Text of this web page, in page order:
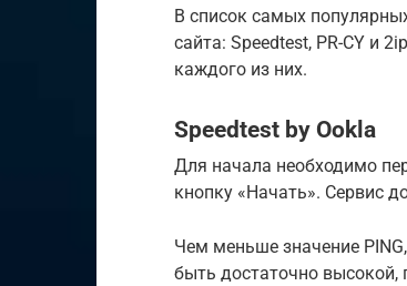
В список самых
сайта: Speedtest, PR-CY и
каждого из них.
Speedtest by Ookla
Для начала необходимо
кнопку «Начать». Сервис
Чем меньше значение
быть достаточно высокой,